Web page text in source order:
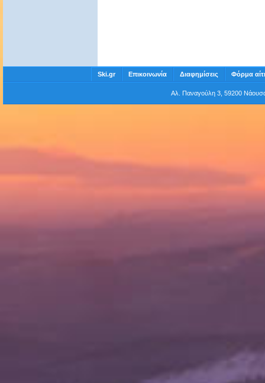
Ski.gr Επικοινωνία Διαφημίσεις Φόρμα
Αλ. Παναγούλη 3, 59200